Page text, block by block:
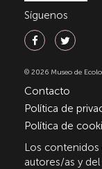
Síguenos
© 2026 Museo de
Contacto
Política de
Política de
Los contenidos
autores/as y